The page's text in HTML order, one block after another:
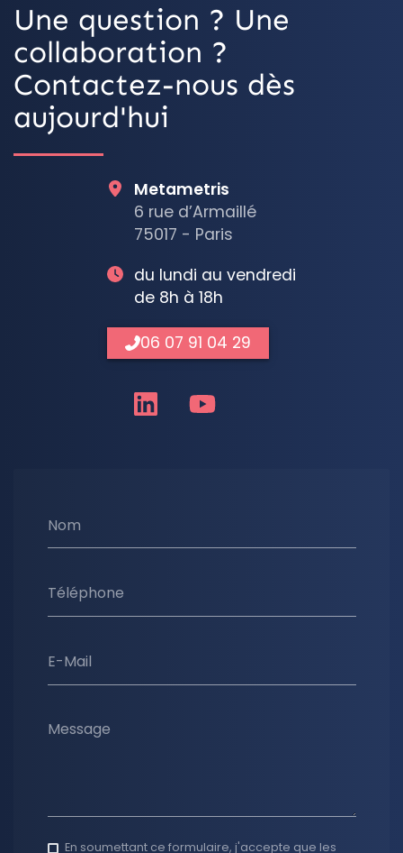
Une question ? Une
collaboration ?
Contactez-nous dès
aujourd'hui
Nom
Téléphone
E-Mail
Message
En soumettant ce formulaire, j'accepte que les
Metametris
6 rue d’Armaillé
75017 - Paris
du lundi au vendredi
de 8h à 18h
06 07 91 04 29